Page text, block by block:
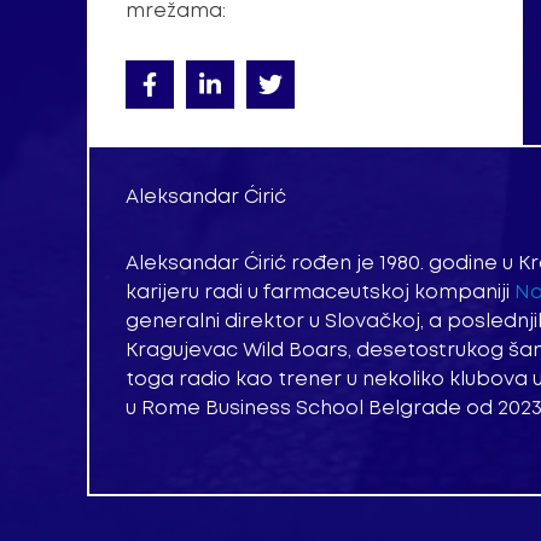
mrežama:
Aleksandar Ćirić
Aleksandar Ćirić rođen je 1980. godine u
karijeru radi u farmaceutskoj kompaniji
generalni direktor u Slovačkoj, a
Kragujevac Wild Boars, desetostrukog
toga radio kao trener u nekoliko klubova
u Rome Business School Belgrade od